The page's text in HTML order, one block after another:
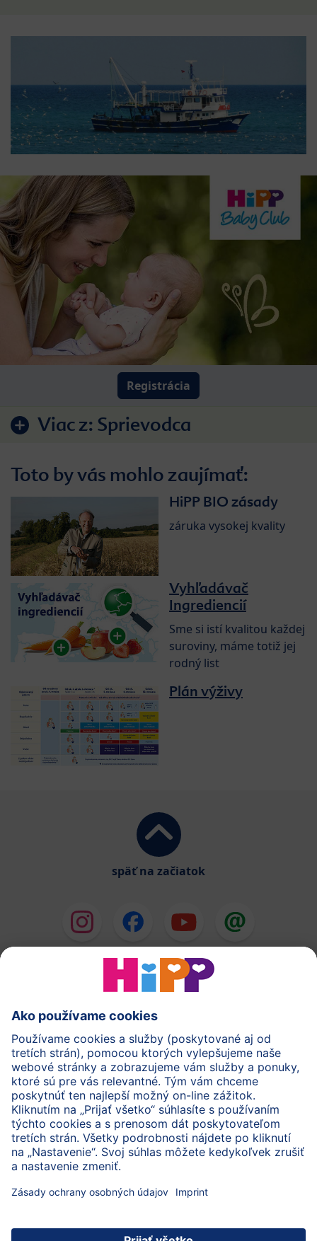
Registrácia
Viac z: Sprievodca
Toto by vás mohlo zaujímať:
HiPP BIO zásady
záruka vysokej kvality
Vyhľadávač
Ingrediencií
Sme si istí kvalitou každej
suroviny, máme totiž jej
rodný list
Plán výživy
späť na začiatok
HiPP Mlieka
HiPP Príkrmy
HiPP Tehotenstvo
Ochrana osobných údajov
Cookies a pravidlá používania webovej stránky
Imprint
O spoločnosti HiPP Kontakt